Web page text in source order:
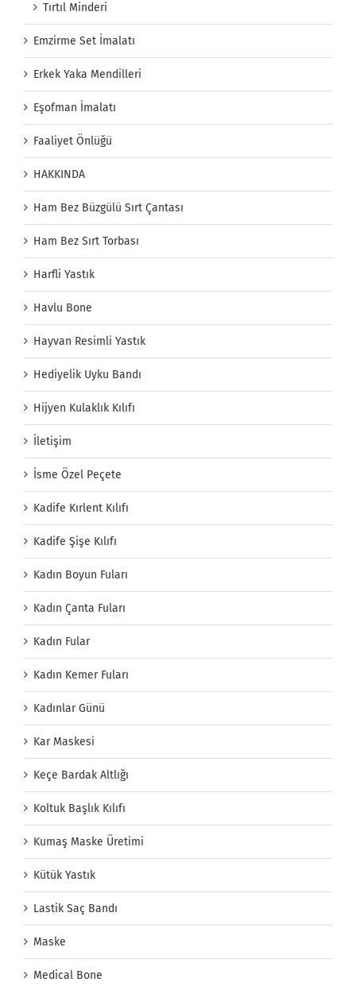
Tırtıl Minderi
Emzirme Set İmalatı
Erkek Yaka Mendilleri
Eşofman İmalatı
Faaliyet Önlüğü
HAKKINDA
Ham Bez Büzgülü Sırt Çantası
Ham Bez Sırt Torbası
Harfli Yastık
Havlu Bone
Hayvan Resimli Yastık
Hediyelik Uyku Bandı
Hijyen Kulaklık Kılıfı
İletişim
İsme Özel Peçete
Kadife Kırlent Kılıfı
Kadife Şişe Kılıfı
Kadın Boyun Fuları
Kadın Çanta Fuları
Kadın Fular
Kadın Kemer Fuları
Kadınlar Günü
Kar Maskesi
Keçe Bardak Altlığı
Koltuk Başlık Kılıfı
Kumaş Maske Üretimi
Kütük Yastık
Lastik Saç Bandı
Maske
Medical Bone